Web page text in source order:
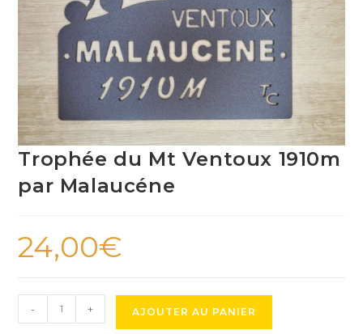
Trophée du Mt Ventoux 1910m
par Malaucéne
24,00€
quantité
de
- + AJOUTER AU PANIER